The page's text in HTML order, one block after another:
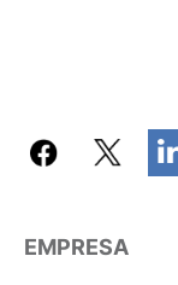
EMPRESA